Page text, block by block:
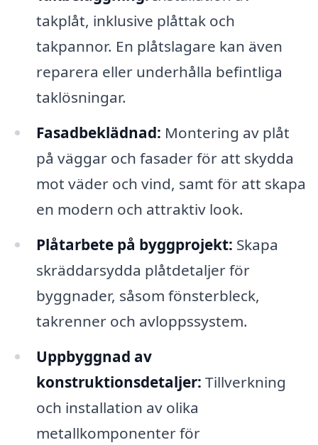
takplåt, inklusive plåttak och
takpannor. En plåtslagare kan även
reparera eller underhålla befintliga
taklösningar.
Fasadbeklädnad: Montering av plåt
på väggar och fasader för att skydda
mot väder och vind, samt för att skapa
en modern och attraktiv look.
Plåtarbete på byggprojekt: Skapa
skräddarsydda plåtdetaljer för
byggnader, såsom fönsterbleck,
takrenner och avloppssystem.
Uppbyggnad av
konstruktionsdetaljer: Tillverkning
och installation av olika
metallkomponenter för